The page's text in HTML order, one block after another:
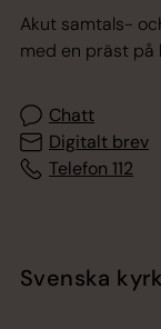
Akut samtals-
med en präst på
Chatt
Digitalt brev
Telefon 112
Svenska